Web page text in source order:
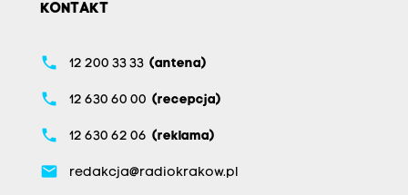
KONTAKT
phone 12 200 33 33 (antena)
phone 12 630 60 00 (recepcja)
phone 12 630 62 06 (reklama)
email redakcja@radiokrakow.pl